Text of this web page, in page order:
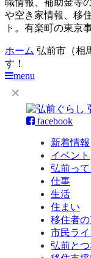
や空き家情報、移
ト。有楽町の東京
ホーム 弘前市（相
す！
menu
facebook
新着情報
イベント
弘前って
仕事
生活
住まい
移住者
市民ラ
弘前とつ